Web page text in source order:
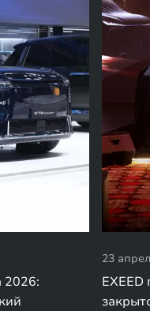
2026:
23